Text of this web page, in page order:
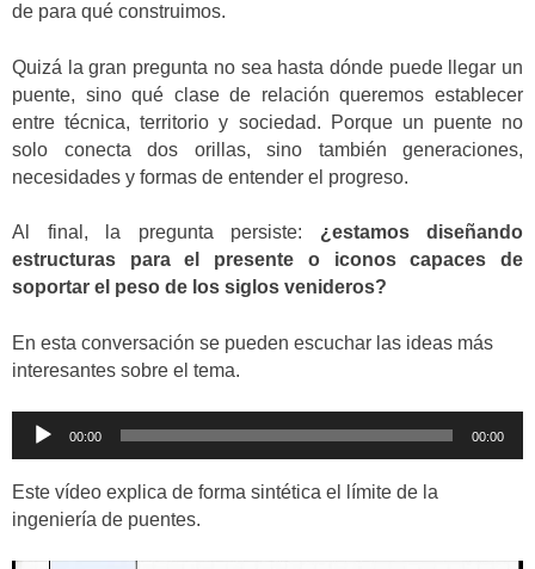
de para qué construimos.
Quizá la gran pregunta no sea hasta dónde puede llegar un
puente, sino qué clase de relación queremos establecer
entre técnica, territorio y sociedad. Porque un puente no
solo conecta dos orillas, sino también generaciones,
necesidades y formas de entender el progreso.
Al final, la pregunta persiste: ¿estamos diseñando
estructuras para el presente o iconos capaces de
soportar el peso de los siglos venideros?
En esta conversación se pueden escuchar las ideas más
interesantes sobre el tema.
Reproductor
00:00 00:00
Este vídeo explica de forma sintética el límite de la
ingeniería de puentes.